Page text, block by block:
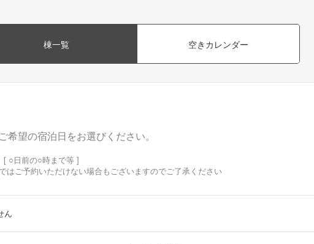
棟一覧 空きカレンダー
望の宿泊日をお選びください。
[ ○日前の○時まで等 ]
はご予約いただけない場合もございますのでご了承ください
ん